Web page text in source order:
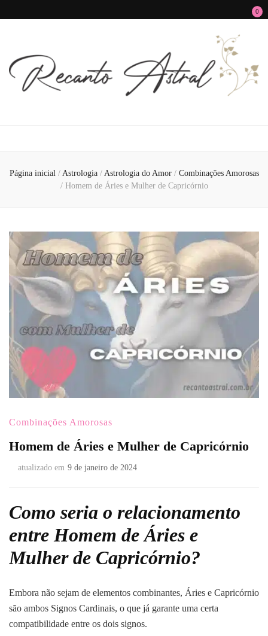
0
Página inicial / Astrologia / Astrologia do Amor / Combinações Amorosas
/ Homem de Áries e Mulher de Capricórnio
Combinações Amorosas
Homem de Áries e Mulher de Capricórnio
atualizado em 9 de janeiro de 2024
Como seria o relacionamento
entre Homem de Áries e
Mulher de Capricórnio?
Embora não sejam de elementos combinantes, Áries e Capricórnio
são ambos Signos Cardinais, o que já garante uma certa
compatibilidade entre os dois signos.